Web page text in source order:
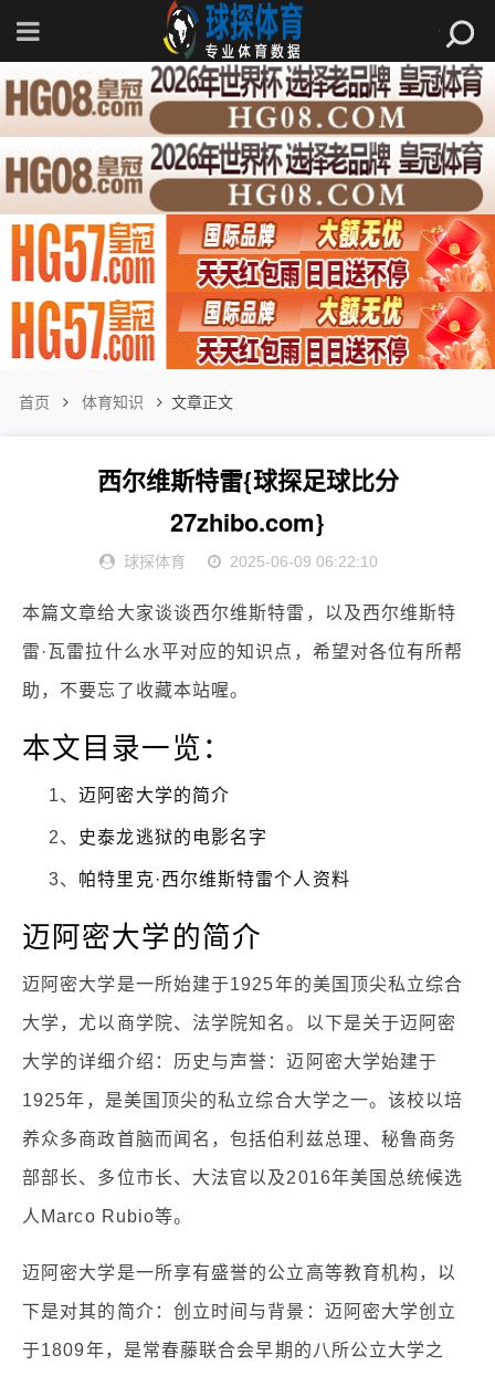
首页 体育知识 文章正文
西尔维斯特雷{球探足球比分
27zhibo.com}
球探体育 2025-06-09 06:22:10
本篇文章给大家谈谈西尔维斯特雷，以及西尔维斯特
雷·瓦雷拉什么水平对应的知识点，希望对各位有所帮
助，不要忘了收藏本站喔。
本文目录一览：
1、迈阿密大学的简介
2、 史泰龙逃狱的电影名字
3、 帕特里克·西尔维斯特雷个人资料
迈阿密大学的简介
迈阿密大学是一所始建于1925年的美国顶尖私立综合
大学，尤以商学院、法学院知名。以下是关于迈阿密
大学的详细介绍：历史与声誉：迈阿密大学始建于
1925年，是美国顶尖的私立综合大学之一。该校以培
养众多商政首脑而闻名，包括伯利兹总理、秘鲁商务
部部长、多位市长、大法官以及2016年美国总统候选
人Marco Rubio等。
迈阿密大学是一所享有盛誉的公立高等教育机构，以
下是对其的简介：创立时间与背景：迈阿密大学创立
于1809年，是常春藤联合会早期的八所公立大学之